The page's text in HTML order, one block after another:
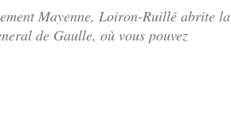
Mayenne, Loiron-Ruillé abrite la
de Gaulle, où vous pouvez